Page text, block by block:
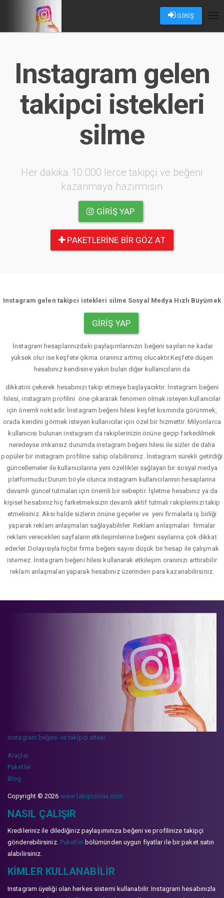
GİRİŞ
Instagram gelen
takipci istekleri
silme
Her dakika 10.000 lerce takipçi ve beğeni
kazanmaya hazırmısın
GIRIŞ YAP
PAKETLERINE BIR GÖZ AT
Instagram gelen takipci istekleri silme Sosyal Medya Hızlı Büyümek
GIRIŞ YAP
İnstagram hesaplarınızdaki paylaşımlarınızın beğeni sayıları ne kadar
yüksek olur ise keşfete çıkma oranınız artmış olucaktır.Keşfete düşen
hesabınız kendisine yakın bulan diğer kullanıcıların da
dikkatini çekerek hesabınızı takip etmeye başlayacıktır. İnstagram beğeni
hilesi, instagram profilini öne çıkararak fenomen olmak isteyen kullanıcılar
için önemli noktadır. İnstagram beğeni hilesi keşfet kısmında görünmek,
orada kendini görmek isteyen kullanıcılar için özel bir hizmettir. Milyonlarca
kullanıcısı bulunan instagram da rakiplerinizin önüne geçip farkedilmek
neredeyse imkansız durumda instagram beğeni hilesi ile sizler de daha
popüler bir instagram profiline sahip olabilirsiniz. İnstagram sürekli getirdiği
güncellemeler ile kullanıcılarına yeni özellikler sağlayan bir sosyal medya
platformudur.Durum böyle olunca instagram kullanıcılarının hesaplarına
devamlı güncel tutmaları için önemli bir sebeptir. İşletme hesabınız ya da
kişisel hesabınız hiç farketmeksizin devamlı aktif tutmalı rakiplerinizi takip
etmelisiniz. Aksi halde sizlerin önüne geçerler ve yeni firmalarla iş birliği
yaparak reklam anlaşmaları sağlayabilirler. Reklam anlaşmaları firmalar
reklam verecekleri sayfaların etkileşimlerine beğeni sayılarına çok dikkat
ederler. Dolayısıyla hiçbir firma beğeni sayısı düşük bir hesap ile çalışmak
istemez. İnstagram beğeni hilesi kullanarak etkileşim oranınızı arttırabilir
reklam anlaşmaları yaparak hesabınız üzerinden para kazanabilirsiniz.
instagram beğeni ve takipçi sitesi
Araçlar
Paketler
Blog
Copyright © 2026 www.takipcimax.com
NASIL ÇALIŞIR
Kredileriniz ile dilediğiniz paylaşımınıza beğeni ve profilinize takipçi
gönderebilirsiniz. Paketlerbölümünden uygun fiyatlar ile bir paket satın
alabilirsiniz.
KIMLER KULLANABILIR
Instagram üyeliği olan herkes sistemi kullanabilir. Instagram hesabınızla